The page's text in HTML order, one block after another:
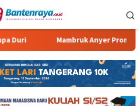
Mambruk Anyer Promo